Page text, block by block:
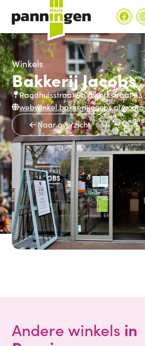
Winkels
Bakkerij Jacobs
Raadhuisstraat 9b & Kerkstraat 83
webwinkel.bakkerijjacobs.nl/
Naar overzicht
Andere winkels in